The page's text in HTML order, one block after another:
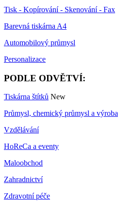
Tisk - Kopírování - Skenování - Fax
Barevná tiskárna A4
Automobilový průmysl
Personalizace
PODLE ODVĚTVÍ:
Tiskárna štítků New
Průmysl, chemický průmysl a výroba
Vzdělávání
HoReCa a eventy
Maloobchod
Zahradnictví
Zdravotní péče